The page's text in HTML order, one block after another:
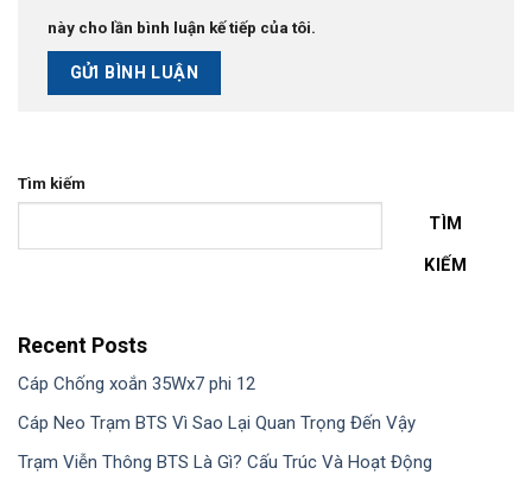
này cho lần bình luận kế tiếp của tôi.
Tìm kiếm
TÌM
KIẾM
Recent Posts
Cáp Chống xoắn 35Wx7 phi 12
Cáp Neo Trạm BTS Vì Sao Lại Quan Trọng Đến Vậy
Trạm Viễn Thông BTS Là Gì? Cấu Trúc Và Hoạt Động